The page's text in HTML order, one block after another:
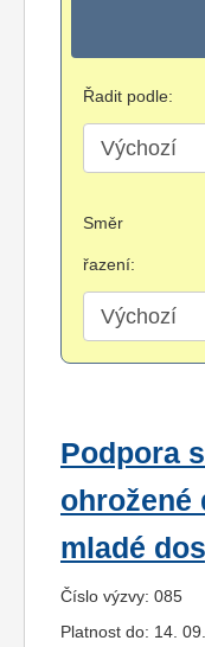
Řadit podle:
Směr
řazení:
Podpora
ohrožené
mladé
Číslo výzvy: 085
Platnost do: 14.